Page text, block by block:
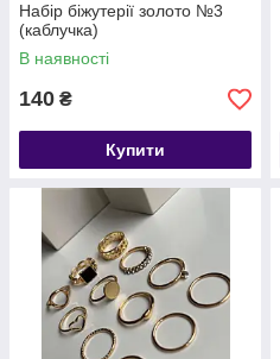
Набір біжутерії золото №3
(каблучка)
В наявності
140 ₴
Купити